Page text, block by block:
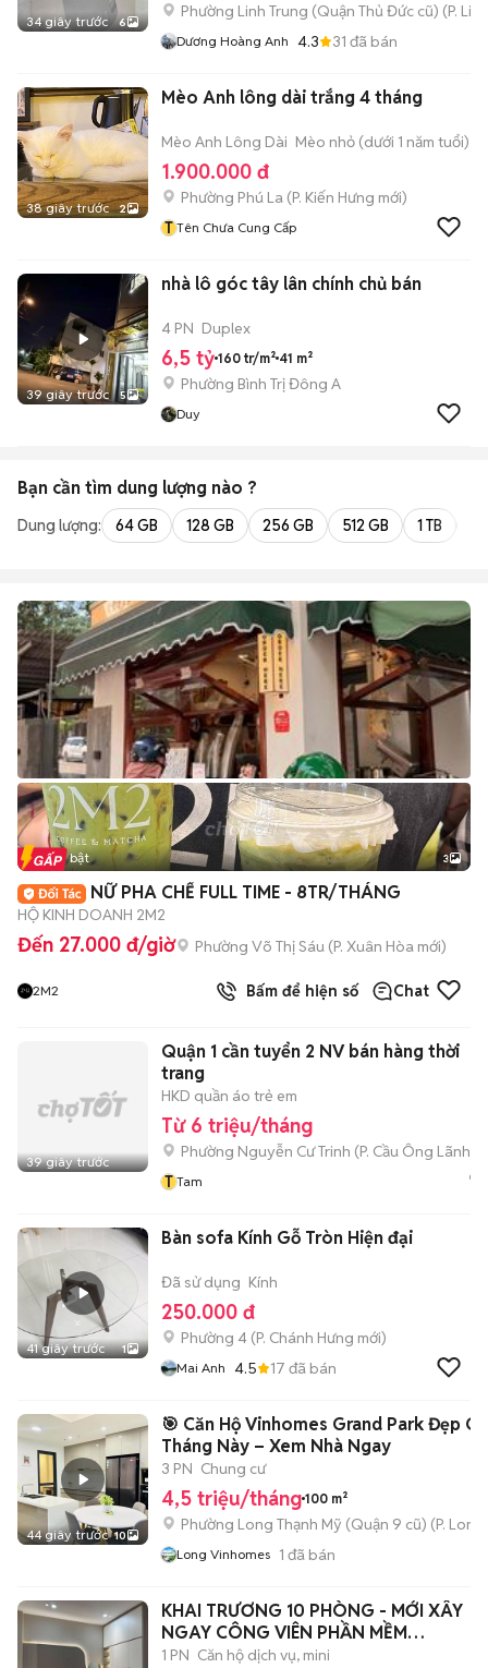
34 giây trước 6
Phường Linh Trung (Quận Thủ Đức cũ) (P.
Dương Hoàng Anh 4.3 31 đã bán
38 giây trước 2
Mèo Anh lông dài trắng 4 tháng
Mèo Anh Lông Dài Mèo nhỏ (dưới 1 năm tuổi)
1.900.000 đ
Phường Phú La (P. Kiến Hưng mới)
T Tên Chưa Cung Cấp
39 giây trước 5
nhà lô góc tây lân chính chủ bán
4 PN Duplex
6,5 tỷ 160 tr/m² 41 m²
Phường Bình Trị Đông A
Duy
Bạn cần tìm dung lượng nào ?
Dung lượng: 64 GB 128 GB 256 GB 512 GB 1 TB
Tin nổi bật 3
NỮ PHA CHẾ FULL TIME - 8TR/THÁNG
HỘ KINH DOANH 2M2
Đến 27.000 đ/giờ Phường Võ Thị Sáu (P. Xuân Hòa mới)
2M2 Bấm để hiện số Chat
39 giây trước
Quận 1 cần tuyển 2 NV bán hàng thời
trang
HKD quần áo trẻ em
Từ 6 triệu/tháng
Phường Nguyễn Cư Trinh (P. Cầu Ông Lãnh
T Tam
41 giây trước 1
Bàn sofa Kính Gỗ Tròn Hiện đại
Đã sử dụng Kính
250.000 đ
Phường 4 (P. Chánh Hưng mới)
Mai Anh 4.5 17 đã bán
44 giây trước 10
🎯 Căn Hộ Vinhomes Grand Park Đẹp
Tháng Này – Xem Nhà Ngay
3 PN Chung cư
4,5 triệu/tháng 100 m²
Phường Long Thạnh Mỹ (Quận 9 cũ) (P.
Long Vinhomes 1 đã bán
KHAI TRƯƠNG 10 PHÒNG - MỚI XÂY
NGAY CÔNG VIÊN PHẦN MỀM
QUANG TRUNG
1 PN Căn hộ dịch vụ, mini